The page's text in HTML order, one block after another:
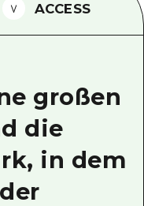
bei
ACCESS
großen
die
in dem